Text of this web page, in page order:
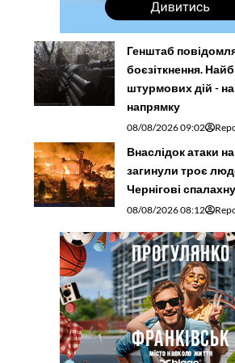
Генштаб
боєзіткнення.
штурмових дій -
напрямку
08/08/2026 09:02
Внаслідок атаки
загинули троє
Чернігові
08/08/2026 08:12